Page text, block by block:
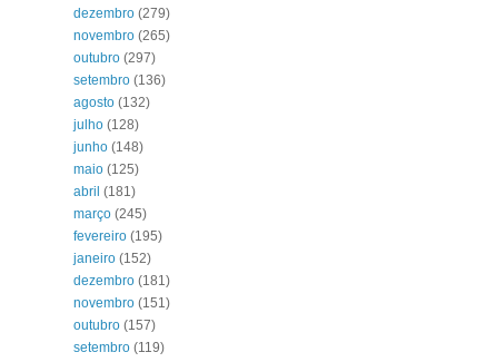
dezembro (279)
novembro (265)
outubro (297)
setembro (136)
agosto (132)
julho (128)
junho (148)
maio (125)
abril (181)
março (245)
fevereiro (195)
janeiro (152)
dezembro (181)
novembro (151)
outubro (157)
setembro (119)